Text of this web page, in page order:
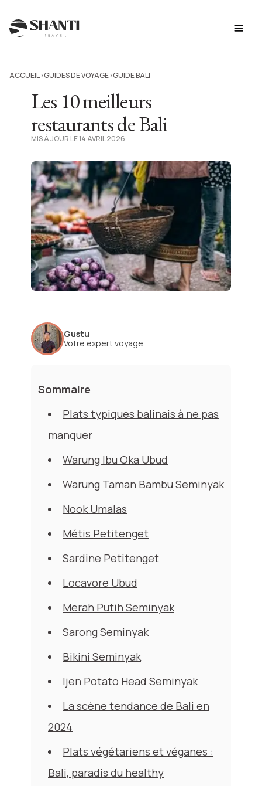
ACCUEIL>GUIDES DE VOYAGE>GUIDE BALI
Les 10 meilleurs
restaurants de Bali
MIS À JOUR LE 14 AVRIL 2026
Gustu
Votre expert voyage
Sommaire
Plats typiques balinais à ne pas
manquer
Warung Ibu Oka Ubud
Warung Taman Bambu Seminyak
Nook Umalas
Métis Petitenget
Sardine Petitenget
Locavore Ubud
Merah Putih Seminyak
Sarong Seminyak
Bikini Seminyak
Ijen Potato Head Seminyak
La scène tendance de Bali en
2024
Plats végétariens et véganes :
Bali, paradis du healthy